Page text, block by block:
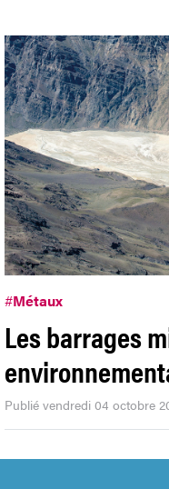
#Métaux
Les barrages
Publié vendredi 04 octobre